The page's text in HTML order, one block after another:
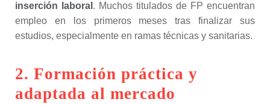
inserción laboral . Muchos titulados de FP encuentran
empleo en los primeros meses tras finalizar sus
estudios, especialmente en ramas técnicas y sanitarias.
2. Formación práctica y
adaptada al mercado